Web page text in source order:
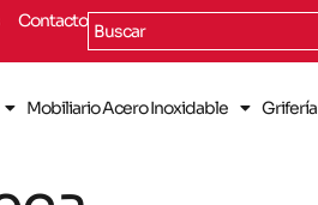
Contacto
Mobiliario Acero Inoxidable Grifería